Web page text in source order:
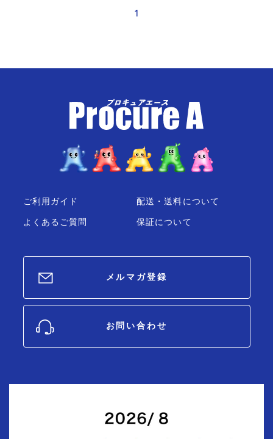
1
ご利用ガイド
よくあるご質問
配送・送料について
保証について
メルマガ登録
お問い合わせ